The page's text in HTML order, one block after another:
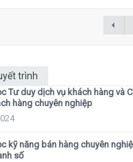
trình
Tư duy dịch vụ khách hàng và
hàng chuyên nghiệp
kỹ năng bán hàng chuyên
số